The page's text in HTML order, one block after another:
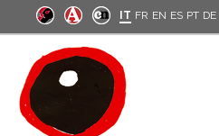
Salta
al
contenuto
principale
IT FR EN ES PT DE